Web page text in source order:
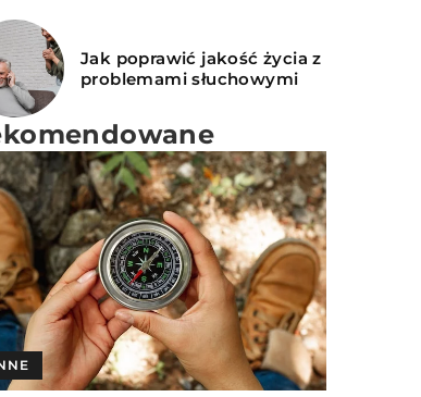
Jak poprawić jakość życia z
problemami słuchowymi